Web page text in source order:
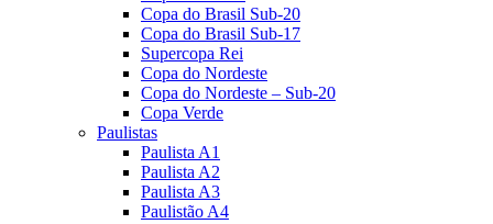
Copa do Brasil Sub-20
Copa do Brasil Sub-17
Supercopa Rei
Copa do Nordeste
Copa do Nordeste – Sub-20
Copa Verde
Paulistas
Paulista A1
Paulista A2
Paulista A3
Paulistão A4